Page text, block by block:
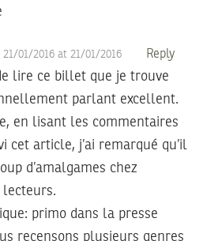
21/01/2016 at 21/01/2016 Reply
lire ce billet que je trouve
parlant excellent.
en lisant les commentaires
cet article, j’ai remarqué qu’il
d’amalgames chez
primo dans la presse
recensons plusieurs genres